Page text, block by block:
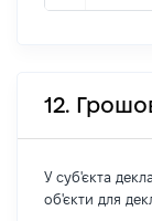
12.
У суб'єкта
об'єкти для